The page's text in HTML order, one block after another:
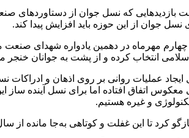
بازدیدهایی که نسل جوان از
جوان از این حوزه باید افزایش پیدا کند.
مهرماه در دهمین یادواره شهدای صنعت
اسلامی انتخاب کرده و از پشت به جوانان
عملیات روانی بر روی اذهان و ادراکات
اتفاق افتاده اما برای نسل آینده ساز
و غیره هستیم.
کرد تا این غفلت و کوتاهی به‌جا مانده از